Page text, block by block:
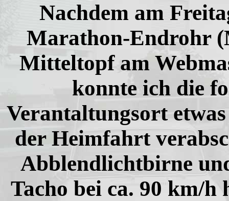
Nachdem am
Marathon-Endrohr
Mitteltopf am
konnte ich die
Verantaltungsort
der Heimfahrt
Abblendlichtbirne
Tacho bei ca. 90 km/h